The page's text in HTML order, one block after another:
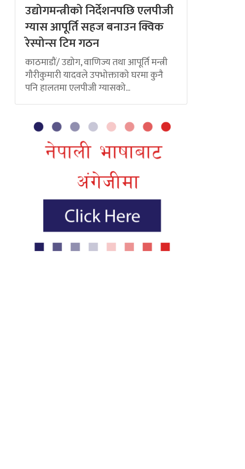
उद्योगमन्त्रीको निर्देशनपछि एलपीजी
ग्यास आपूर्ति सहज बनाउन क्विक
रेस्पोन्स टिम गठन
काठमाडौं/ उद्योग, वाणिज्य तथा आपूर्ति मन्त्री
गौरीकुमारी यादवले उपभोक्ताको घरमा कुनै
पनि हालतमा एलपीजी ग्यासको...